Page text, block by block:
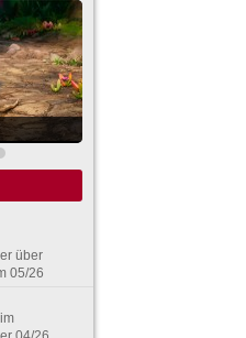
über
05/26